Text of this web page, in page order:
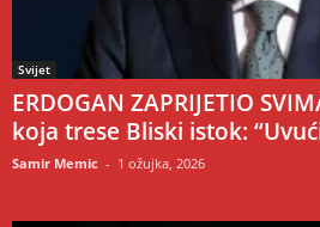
Svijet
ERDOGAN ZAPRIJETIO
koja trese Bliski istok:
Samir Memic - 1 ožujka, 2026